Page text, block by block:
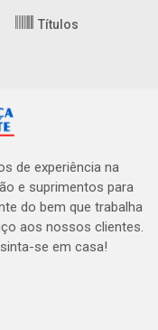
Títulos
de experiência na
e suprimentos para
do bem que trabalha
aos nossos clientes.
se em casa!